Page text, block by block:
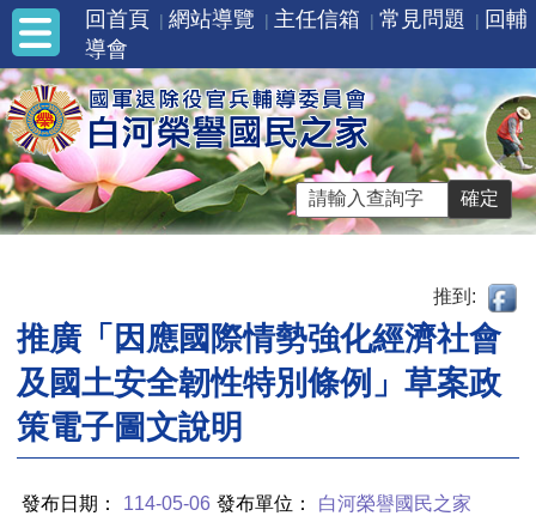
回首頁 網站導覽 主任信箱 常見問題
回輔
導會
推到:
推廣「因應國際情勢強化經濟社會
及國土安全韌性特別條例」草案政
策電子圖文說明
發布日期： 114-05-06 發布單位： 白河榮譽國民之家